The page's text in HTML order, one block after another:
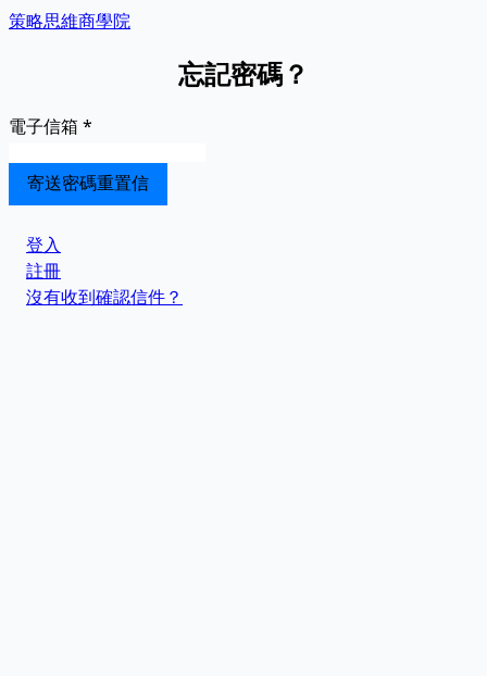
策略思維商學院
忘記密碼？
電子信箱 *
登入
註冊
沒有收到確認信件？